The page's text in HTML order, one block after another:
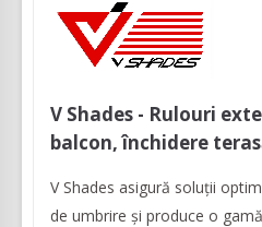
V Shades - Rulouri
balcon, închidere
V Shades asigură soluții
de umbrire și produce o